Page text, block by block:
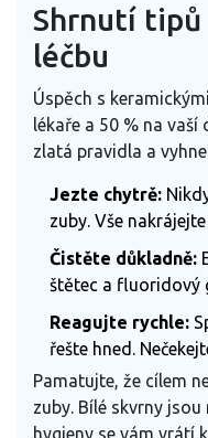
Shrnutí tipů
léčbu
Úspěch s
lékaře a 50 % na
zlatá pravidla a
Jezte chytrě:
zuby. Vše
Čistěte důkladně:
štětec a fluoridový
Reagujte rychle:
řešte hned.
Pamatujte, že cílem
zuby. Bílé skvrny
hygieny se vám vrátí